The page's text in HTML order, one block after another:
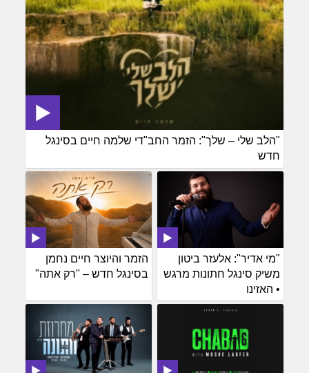
"הלב שלי – שלך": הזמר החב"די שלמה חיים בסינגל
חדש
הזמר והיוצר חיים נחמן
בסינגל חדש – "רק אתה"
"מי אדיר": אלעזר ביטון
משיק סינגל חתונות מרגש
• האזינו